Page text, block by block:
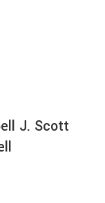
J. Scott